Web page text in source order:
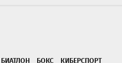
БИАТЛОН БОКС
КИБЕРСПОРТ